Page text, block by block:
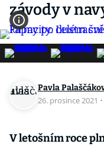
závody v
Pavla
26. prosince 2021 ·
V letošním roce